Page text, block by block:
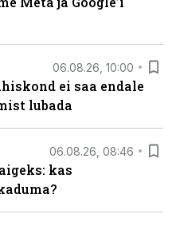
06.08.26, 10:00
ei saa endale
lubada
06.08.26, 08:46
kas